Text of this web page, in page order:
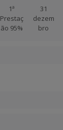
1ª
Prestaç
ão 95%
31
dezem
bro